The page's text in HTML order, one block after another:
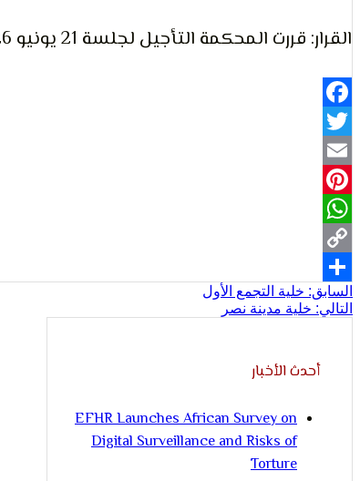
القرار: قررت المحكمة التأجيل لجلسة 21 يونيو 2026
Facebook
Twitter
Email
Pinterest
WhatsApp
Copy
Link
Share
تصفّح
المقالات
السابق: خلية التجمع الأول
التالي: خلية مدينة نصر
أحدث الأخبار
EFHR Launches African Survey on
Digital Surveillance and Risks of
Torture